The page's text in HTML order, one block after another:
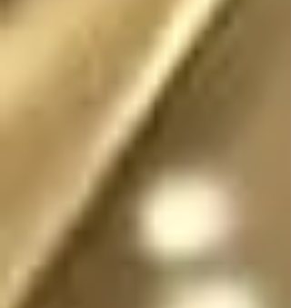
escrito no fue (o no
es) fantasía
En dicha realidad, los
ángeles no tienen
sexo, por lo que se
pueden mostrar en su
forma divina femenina
o masculina, y pueden